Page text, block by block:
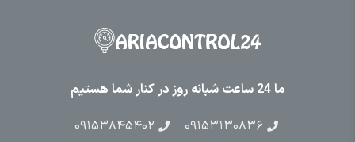
ما 24 ساعت شبانه روز در کنار شما هستیم
۰۹۱۵۳۱۳۰۸۳۶
۰۹۱۵۳۸۴۵۴۰۲